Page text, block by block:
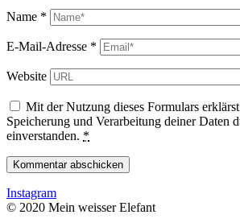
Name *
E-Mail-Adresse *
Website
Mit der Nutzung dieses Formulars
Speicherung und Verarbeitung deiner Daten
einverstanden. *
Instagram
© 2020 Mein weisser Elefant